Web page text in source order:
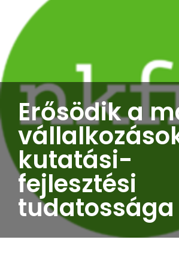
Erősödik a
kutatási-
fejlesztési
tudatossága